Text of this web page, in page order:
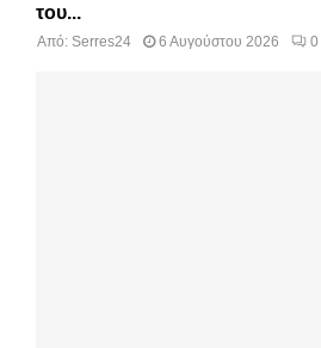
του...
Από: Serres24 6 Αυγούστου 2026 0